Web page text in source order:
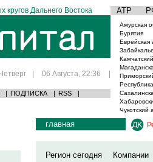
кругов Дальнего Востока АТР
Четверг | 06 Августа, 22:36 |
| ПОДПИСКА | RSS |
Амурская
Бурятия
Еврейская
Чукотский
главная
Регион сегодня
Компании